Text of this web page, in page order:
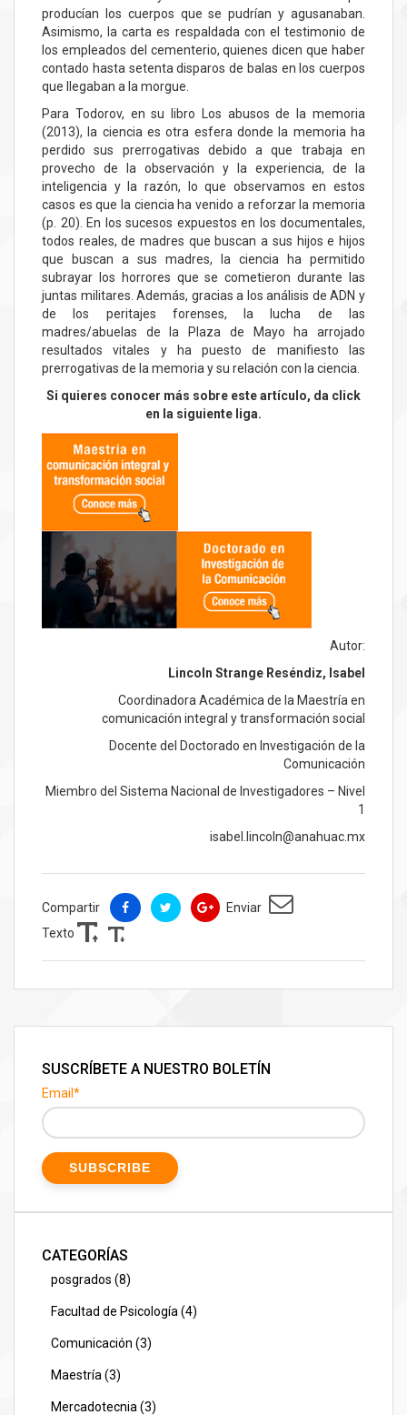
producían los cuerpos que se pudrían y agusanaban.
Asimismo, la carta es respaldada con el testimonio de
los empleados del cementerio, quienes dicen que haber
contado hasta setenta disparos de balas en los cuerpos
que llegaban a la morgue.
Para Todorov, en su libro Los abusos de la memoria
(2013), la ciencia es otra esfera donde la memoria ha
perdido sus prerrogativas debido a que trabaja en
provecho de la observación y la experiencia, de la
inteligencia y la razón, lo que observamos en estos
casos es que la ciencia ha venido a reforzar la memoria
(p. 20). En los sucesos expuestos en los documentales,
todos reales, de madres que buscan a sus hijos e hijos
que buscan a sus madres, la ciencia ha permitido
subrayar los horrores que se cometieron durante las
juntas militares. Además, gracias a los análisis de ADN y
de los peritajes forenses, la lucha de las
madres/abuelas de la Plaza de Mayo ha arrojado
resultados vitales y ha puesto de manifiesto las
prerrogativas de la memoria y su relación con la ciencia.
Si quieres conocer más sobre este artículo, da click
en la siguiente liga.
Autor:
Lincoln Strange Reséndiz, Isabel
Coordinadora Académica de la Maestría en
comunicación integral y transformación social
Docente del Doctorado en Investigación de la
Comunicación
Miembro del Sistema Nacional de Investigadores – Nivel
1
isabel.lincoln@anahuac.mx
Compartir
Enviar
Texto
SUSCRÍBETE A NUESTRO BOLETÍN
Email *
CATEGORÍAS
posgrados (8)
Facultad de Psicología (4)
Comunicación (3)
Maestría (3)
Mercadotecnia (3)